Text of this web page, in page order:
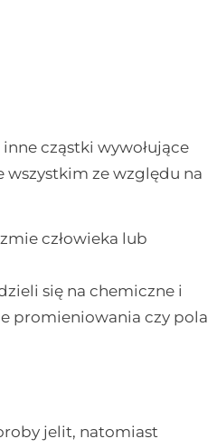
cząstki wywołujące
wszystkim ze względu na
człowieka lub
się na chemiczne i
promieniowania czy pola
jelit, natomiast